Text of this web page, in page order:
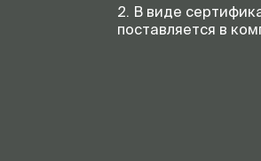
2. В виде
поставляется в